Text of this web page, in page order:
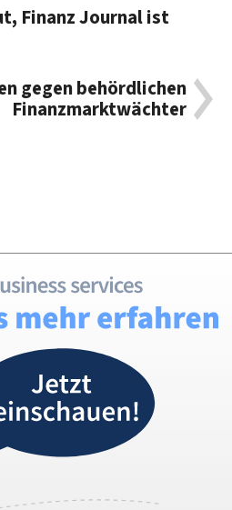
Finanz Journal ist
gegen behördlichen
Finanzmarktwächter